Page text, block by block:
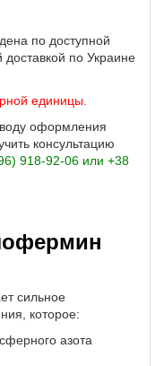
по доступной
по Украине
единицы.
оформления
консультацию
918-92-06 или +38
сильное
которое:
азота